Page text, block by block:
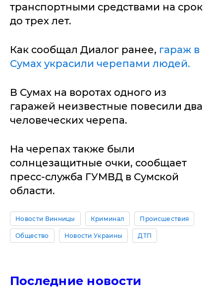
транспортными средствами на срок
до трех лет.
Как сообщал Диалог ранее, гараж в
Сумах украсили черепами людей.
В Сумах на воротах одного из
гаражей неизвестные повесили два
человеческих черепа.
На черепах также были
солнцезащитные очки, сообщает
пресс-служба ГУМВД в Сумской
области.
Новости Винницы Криминал Происшествия
Общество Новости Украины ДТП
Последние новости